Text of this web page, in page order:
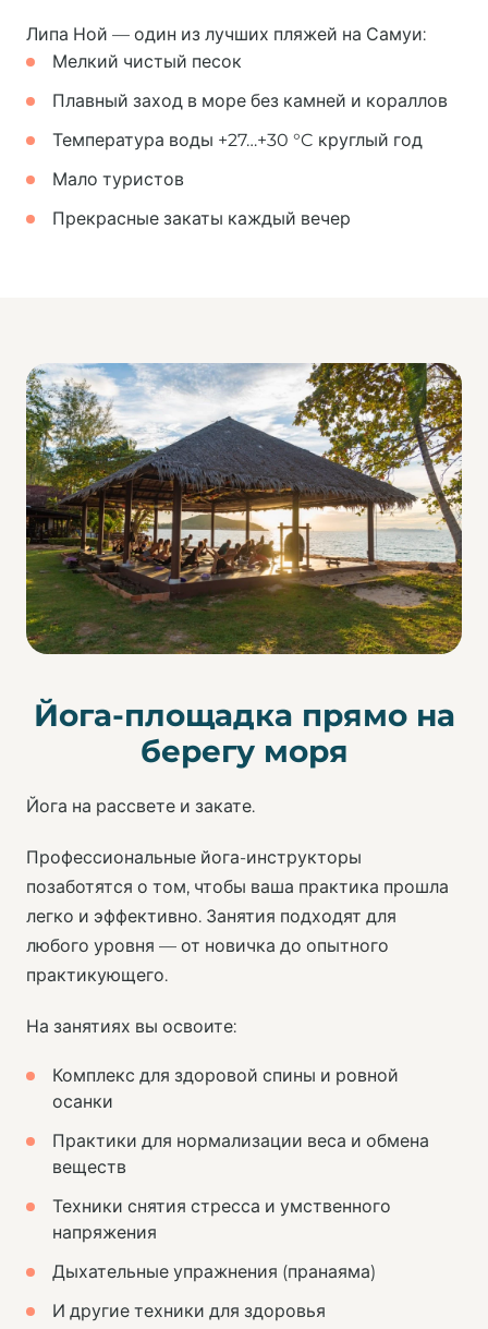
Липа Ной — один из лучших пляжей на Самуи:
Мелкий чистый песок
Плавный заход в море без камней и кораллов
Температура воды +27…+30 °C круглый год
Мало туристов
Прекрасные закаты каждый вечер
Йога-площадка прямо на
берегу моря
Йога на рассвете и закате.
Профессиональные йога-инструкторы
позаботятся о том, чтобы ваша практика прошла
легко и эффективно. Занятия подходят для
любого уровня — от новичка до опытного
практикующего.
На занятиях вы освоите:
Комплекс для здоровой спины и ровной
осанки
Практики для нормализации веса и обмена
веществ
Техники снятия стресса и умственного
напряжения
Дыхательные упражнения (пранаяма)
И другие техники для здоровья